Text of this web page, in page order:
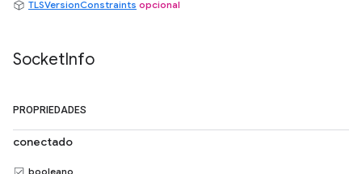
TLSVersionConstraints opcional
SocketInfo
PROPRIEDADES
conectado
booleano